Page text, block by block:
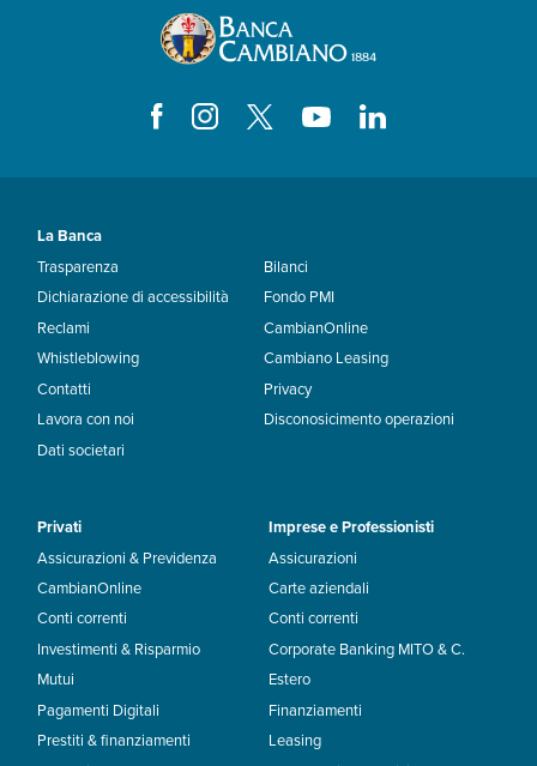
La Banca
Trasparenza
Dichiarazione di accessibilità
Reclami
Whistleblowing
Contatti
Lavora con noi
Dati societari
Bilanci
Fondo PMI
CambianOnline
Cambiano Leasing
Privacy
Disconosicimento operazioni
Privati
Assicurazioni & Previdenza
CambianOnline
Conti correnti
Investimenti & Risparmio
Mutui
Pagamenti Digitali
Prestiti & finanziamenti
Imprese e Professionisti
Assicurazioni
Carte aziendali
Conti correnti
Corporate Banking MITO & C.
Estero
Finanziamenti
Leasing